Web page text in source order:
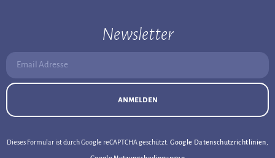
Newsletter
Email Adresse:
anmelden
Dieses Formular ist durch Google reCAPTCHA geschützt.Google Datenschutzrichtlinien